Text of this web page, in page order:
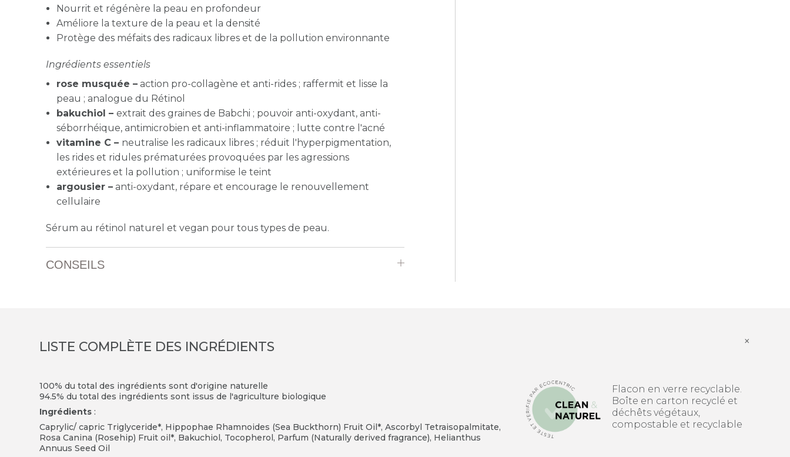
Nourrit et régénère la peau en profondeur
Améliore la texture de la peau et la densité
Protège des méfaits des radicaux libres et de la pollution environnante
Ingrédients essentiels
rose musquée –action pro-collagène et anti-rides ; raffermit et lisse la
peau ; analogue du Rétinol
bakuchiol – extrait des graines de Babchi ; pouvoir anti-oxydant, anti-
séborrhéique, antimicrobien et anti-inflammatoire ; lutte contre l'acné
vitamine C – neutralise les radicaux libres ; réduit l'hyperpigmentation,
les rides et ridules prématurées provoquées par les agressions
extérieures et la pollution ; uniformise le teint
argousier –anti-oxydant, répare et encourage le renouvellement
cellulaire
Sérum au rétinol naturel et vegan pour tous types de peau.
CONSEILS
LISTE COMPLÈTE DES INGRÉDIENTS ×
100% du total des ingrédients sont d'origine naturelle
94.5% du total des ingrédients sont issus de l'agriculture biologique
Ingrédients :
Caprylic/ capric Triglyceride*, Hippophae Rhamnoides (Sea Buckthorn) Fruit Oil*, Ascorbyl Tetraisopalmitate,
Rosa Canina (Rosehip) Fruit oil*, Bakuchiol, Tocopherol, Parfum (Naturally derived fragrance), Helianthus
Annuus Seed Oil
Flacon en verre recyclable.
Boîte en carton recyclé et
déchêts végétaux,
compostable et recyclable